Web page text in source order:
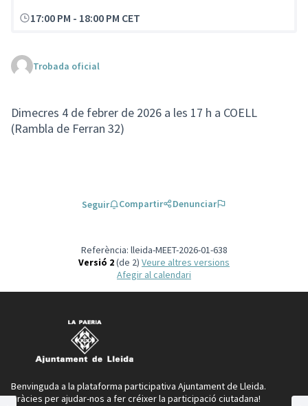
17:00 PM - 18:00 PM CET
Trobada oficial
Dimecres 4 de febrer de 2026 a les 17 h a COELL
(Rambla de Ferran 32)
Seguir Compartir Denunciar
Referència: lleida-MEET-2026-01-638
Versió 2(de 2)
veure altres versions
Afegir al calendari
Benvinguda a la plataforma participativa Ajuntament de Lleida.
Gràcies per ajudar-nos a fer créixer la participació ciutadana!